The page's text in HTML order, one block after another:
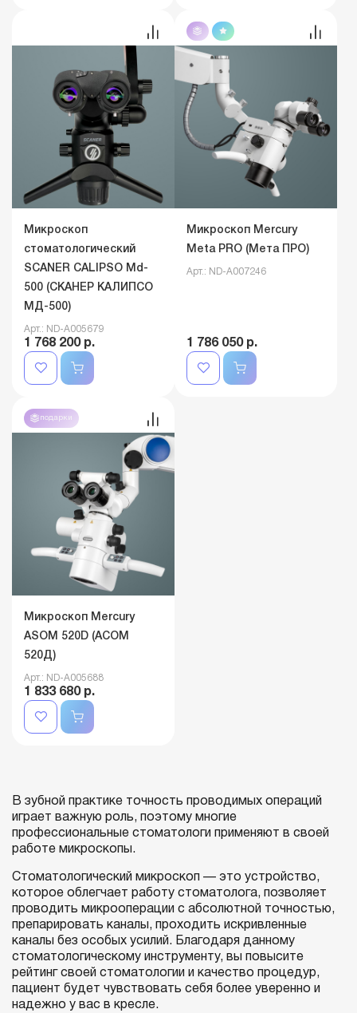
Микроскоп
стоматологический
SCANER CALIPSO Md-
500 (СКАНЕР КАЛИПСО
MД-500)
Арт.: ND-A005679
1 768 200 р.
Микроскоп Mercury
Meta PRO (Мета ПРО)
Арт.: ND-A007246
1 786 050 р.
подарки
Микроскоп Mercury
ASOM 520D (АСОМ
520Д)
Арт.: ND-A005688
1 833 680 р.
В зубной практике точность проводимых операций
играет важную роль, поэтому многие
профессиональные стоматологи применяют в своей
работе микроскопы.
Стоматологический микроскоп — это устройство,
которое облегчает работу стоматолога, позволяет
проводить микрооперации с абсолютной точностью,
препарировать каналы, проходить искривленные
каналы без особых усилий. Благодаря данному
стоматологическому инструменту, вы повысите
рейтинг своей стоматологии и качество процедур,
пациент будет чувствовать себя более уверенно и
надежно у вас в кресле.